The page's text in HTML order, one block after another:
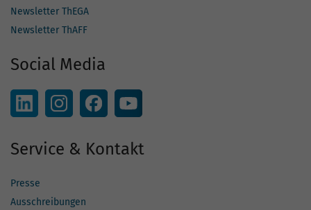
Newsletter ThEGA
Newsletter ThAFF
Social Media
Service & Kontakt
Presse
Ausschreibungen